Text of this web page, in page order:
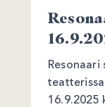
16.9.2025